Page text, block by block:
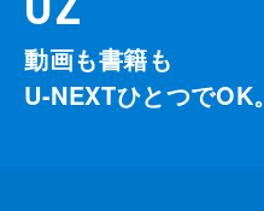
動画も書籍も
U-NEXTひとつでOK。